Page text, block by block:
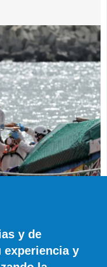
y de
experiencia y